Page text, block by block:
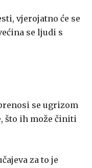
vjerojatno će se
se ljudi s
se ugrizom
što ih može činiti
za to je